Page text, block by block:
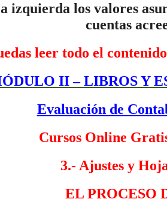
izquierda los valores
cuentas
leer todo el
II – LIBROS Y
Evaluación de
Cursos Online
3.- Ajustes y
EL PROCESO